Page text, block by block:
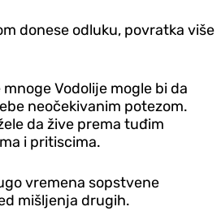
donese odluku, povratka više
Vodolije mogle bi da
neočekivanim potezom.
da žive prema tuđim
i pritiscima.
vremena sopstvene
mišljenja drugih.